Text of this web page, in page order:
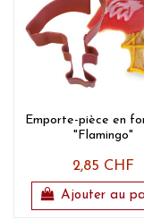
Emporte-pièce en
"Flamingo"
2,85 CHF
Ajouter au